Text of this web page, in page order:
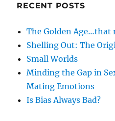
RECENT POSTS
The Golden Age…that
Shelling Out: The
Small Worlds
Minding the Gap in
Mating Emotions
Is Bias Always Bad?